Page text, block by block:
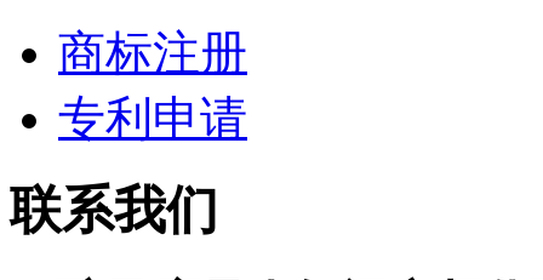
商标注册
专利申请
联系我们